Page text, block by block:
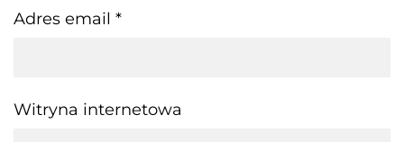
Adres email *
Witryna internetowa